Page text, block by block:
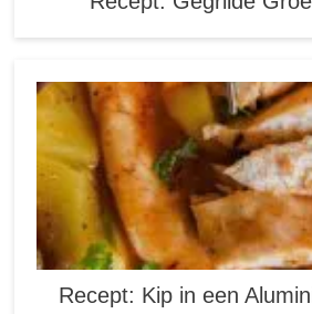
Recept: Kip in een